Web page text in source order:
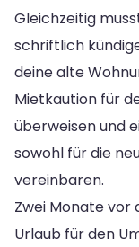
Gleichzeitig
schriftlich
deine alte
Mietkaution für
überweisen und
sowohl für die
vereinbaren.
Zwei Monate vor
Urlaub für den